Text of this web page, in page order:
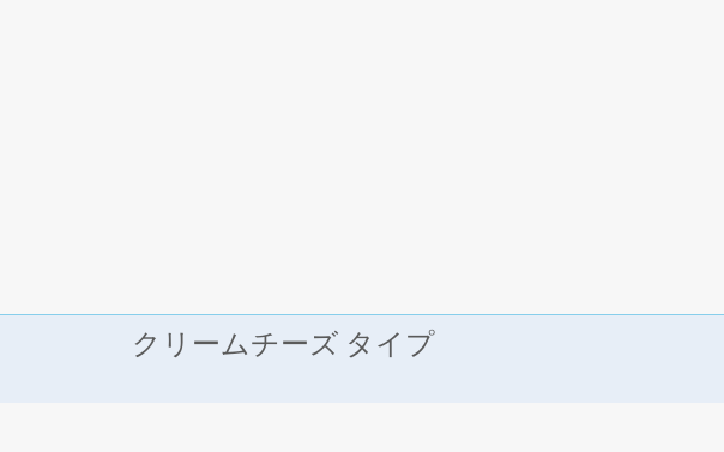
クリームチーズ タイプ